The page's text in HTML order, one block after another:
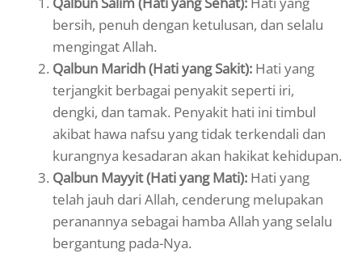
bersih, penuh dengan ketulusan, dan selalu
mengingat Allah.
Qalbun Maridh (Hati yang Sakit): Hati yang
terjangkit berbagai penyakit seperti iri,
dengki, dan tamak. Penyakit hati ini timbul
akibat hawa nafsu yang tidak terkendali dan
kurangnya kesadaran akan hakikat kehidupan.
Qalbun Mayyit (Hati yang Mati): Hati yang
telah jauh dari Allah, cenderung melupakan
peranannya sebagai hamba Allah yang selalu
bergantung pada-Nya.